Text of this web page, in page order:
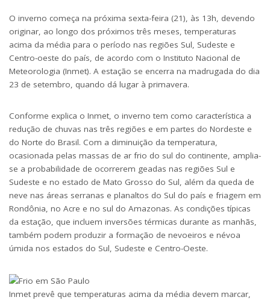
O inverno começa na próxima sexta-feira (21), às 13h, devendo
originar, ao longo dos próximos três meses, temperaturas
acima da média para o período nas regiões Sul, Sudeste e
Centro-oeste do país, de acordo com o Instituto Nacional de
Meteorologia (Inmet). A estação se encerra na madrugada do dia
23 de setembro, quando dá lugar à primavera.
Conforme explica o Inmet, o inverno tem como característica a
redução de chuvas nas três regiões e em partes do Nordeste e
do Norte do Brasil. Com a diminuição da temperatura,
ocasionada pelas massas de ar frio do sul do continente, amplia-
se a probabilidade de ocorrerem geadas nas regiões Sul e
Sudeste e no estado de Mato Grosso do Sul, além da queda de
neve nas áreas serranas e planaltos do Sul do país e friagem em
Rondônia, no Acre e no sul do Amazonas. As condições típicas
da estação, que incluem inversões térmicas durante as manhãs,
também podem produzir a formação de nevoeiros e névoa
úmida nos estados do Sul, Sudeste e Centro-Oeste.
Inmet prevê que temperaturas acima da média devem marcar,